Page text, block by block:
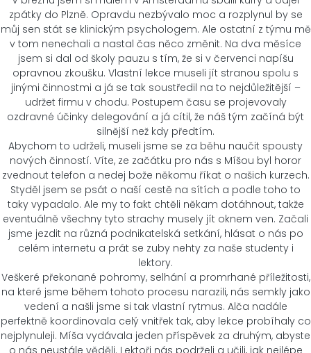
zpátky do Plzně. Opravdu nezbývalo moc a rozplynul by se
můj sen stát se klinickým psychologem. Ale ostatní z týmu mě
v tom nenechali a nastal čas něco změnit. Na dva měsíce
jsem si dal od školy pauzu s tím, že si v červenci napíšu
opravnou zkoušku. Vlastní lekce museli jít stranou spolu s
jinými činnostmi a já se tak soustředil na to nejdůležitější –
udržet firmu v chodu. Postupem času se projevovaly
ozdravné účinky delegování a já cítil, že náš tým začíná být
silnější než kdy předtím.
Abychom to udrželi, museli jsme se za běhu naučit spousty
nových činností. Víte, ze začátku pro nás s Míšou byl horor
zvednout telefon a nedej bože někomu říkat o našich kurzech.
Styděl jsem se psát o naší cestě na sítích a podle toho to
taky vypadalo. Ale my to fakt chtěli někam dotáhnout, takže
eventuálně všechny tyto strachy musely jít oknem ven. Začali
jsme jezdit na různá podnikatelská setkání, hlásat o nás po
celém internetu a prát se zuby nehty za naše studenty i
lektory.
Veškeré překonané pohromy, selhání a promrhané příležitosti,
na které jsme během tohoto procesu narazili, nás semkly jako
vedení a našli jsme si tak vlastní rytmus. Alča nadále
perfektně koordinovala celý vnitřek tak, aby lekce probíhaly co
nejplynuleji. Míša vydávala jeden příspěvek za druhým, abyste
o nás neustále věděli. Lektoři nás podrželi a učili, jak nejlépe